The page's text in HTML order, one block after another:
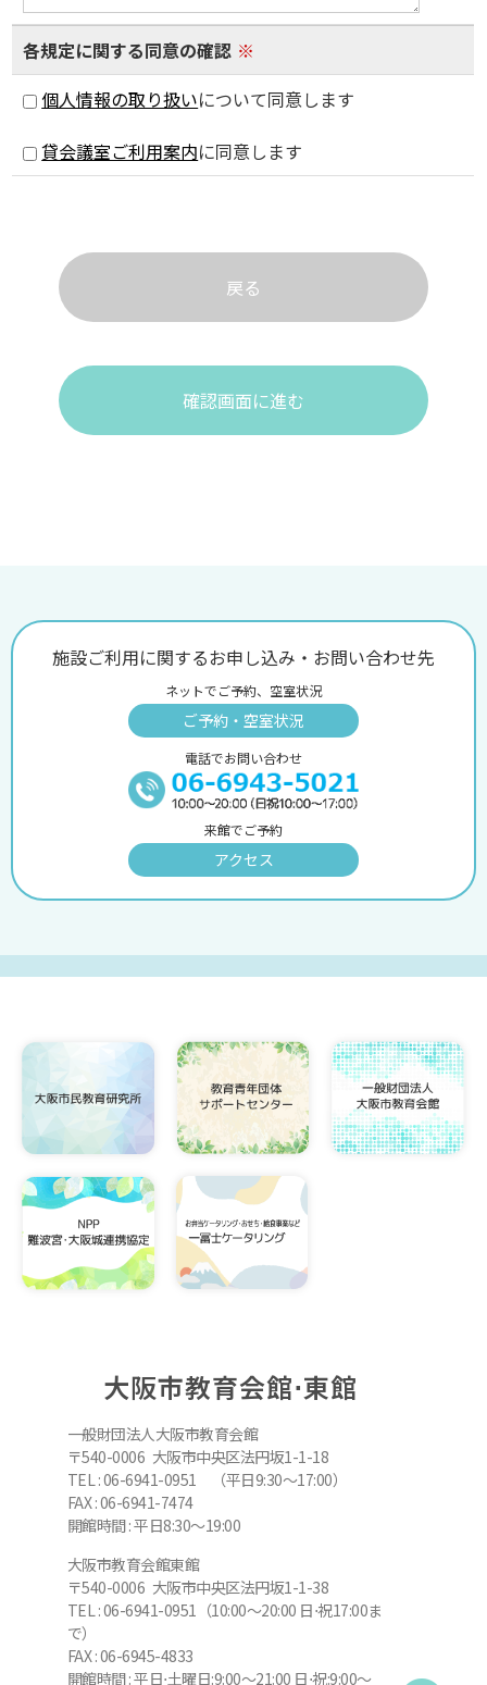
各規定に関する同意の確認 ※
個人情報の取り扱いについて同意します
貸会議室ご利用案内に同意します
戻る
確認画面に進む
施設ご利用に関するお申し込み・お問い合わせ先
ネットでご予約、空室状況
ご予約・空室状況
電話でお問い合わせ
来館でご予約
アクセス
大阪市教育会館⋅東館
一般財団法人大阪市教育会館
〒540-0006 大阪市中央区法円坂1-1-18
TEL : 06-6941-0951 （平日9:30～17:00）
FAX : 06-6941-7474
開館時間 : 平日8:30～19:00
大阪市教育会館東館
〒540-0006 大阪市中央区法円坂1-1-38
TEL : 06-6941-0951（10:00～20:00 日⋅祝17:00ま
で）
FAX : 06-6945-4833
開館時間 : 平日⋅土曜日:9:00～21:00 日⋅祝:9:00～